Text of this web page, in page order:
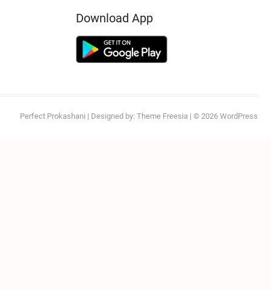
Download App
Perfect Prokashani | Designed by: Theme Freesia | © 2026 WordPress